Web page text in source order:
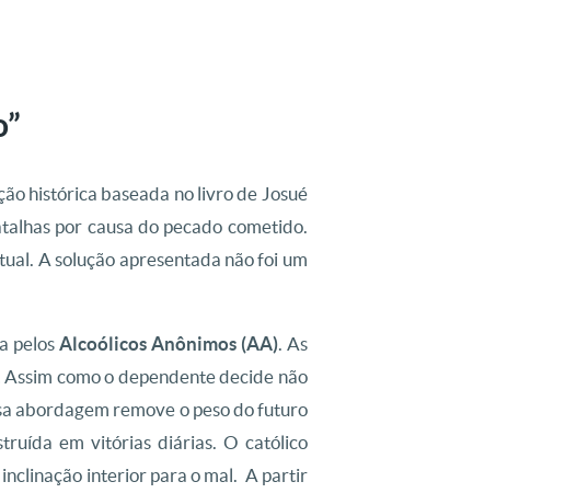
histórica baseada no livro de Josué
por causa do pecado cometido.
A solução apresentada não foi um
pelos Alcoólicos Anônimos (AA). As
como o dependente decide não
abordagem remove o peso do futuro
em vitórias diárias. O católico
inclinação interior para o mal. A partir